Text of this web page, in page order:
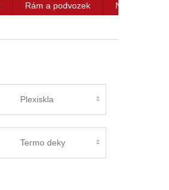
Rám a podvozek Nářadí a
Plexiskla
Termo deky